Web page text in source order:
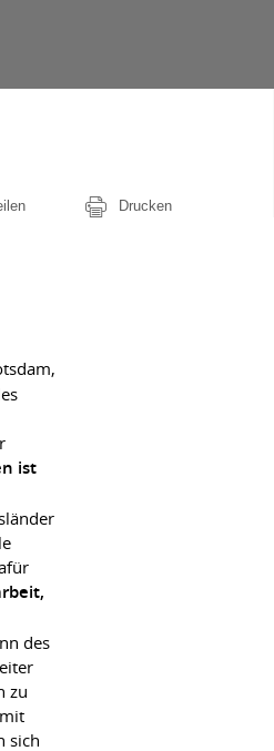
Drucken
ist
des
zu
sich